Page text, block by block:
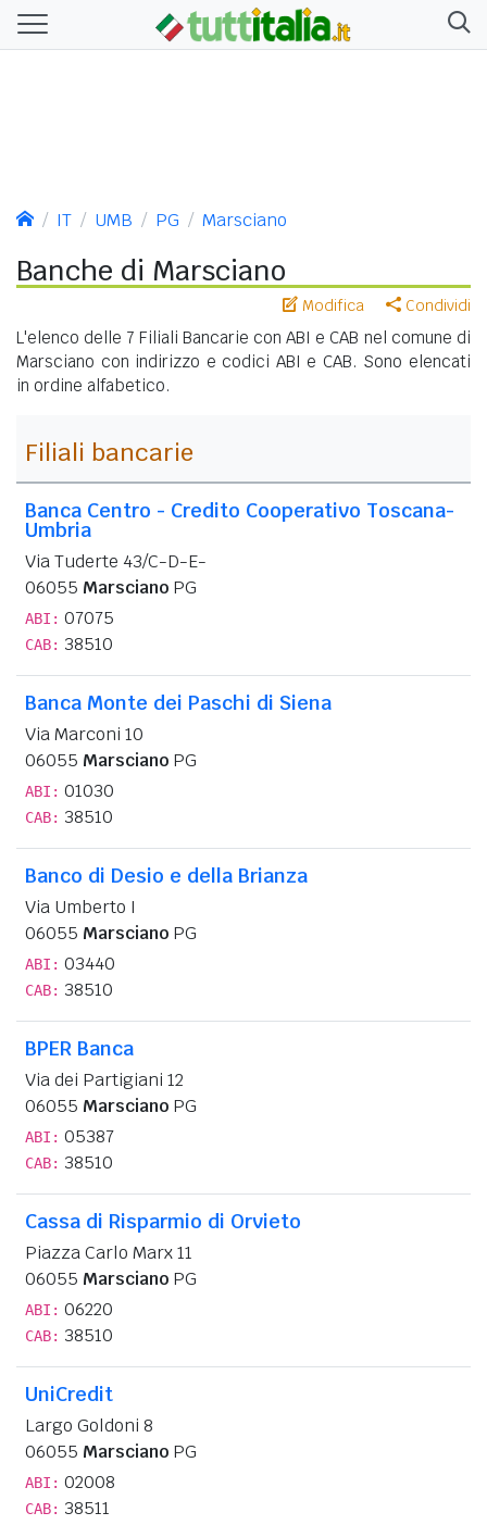
IT UMB PG Marsciano
Banche di Marsciano
Modifica Condividi
L'elenco delle 7 Filiali Bancarie con ABI e CAB nel comune di
Marsciano con indirizzo e codici ABI e CAB. Sono elencati
in ordine alfabetico.
Filiali bancarie
Banca Centro - Credito Cooperativo Toscana-
Umbria
Via Tuderte 43/C-D-E-
06055 Marsciano PG
ABI: 07075
CAB: 38510
Banca Monte dei Paschi di Siena
Via Marconi 10
06055 Marsciano PG
ABI: 01030
CAB: 38510
Banco di Desio e della Brianza
Via Umberto I
06055 Marsciano PG
ABI: 03440
CAB: 38510
BPER Banca
Via dei Partigiani 12
06055 Marsciano PG
ABI: 05387
CAB: 38510
Cassa di Risparmio di Orvieto
Piazza Carlo Marx 11
06055 Marsciano PG
ABI: 06220
CAB: 38510
UniCredit
Largo Goldoni 8
06055 Marsciano PG
ABI: 02008
CAB: 38511